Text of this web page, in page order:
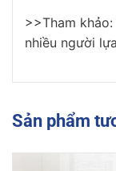
>>Tham
nhiều người
Sản phẩm